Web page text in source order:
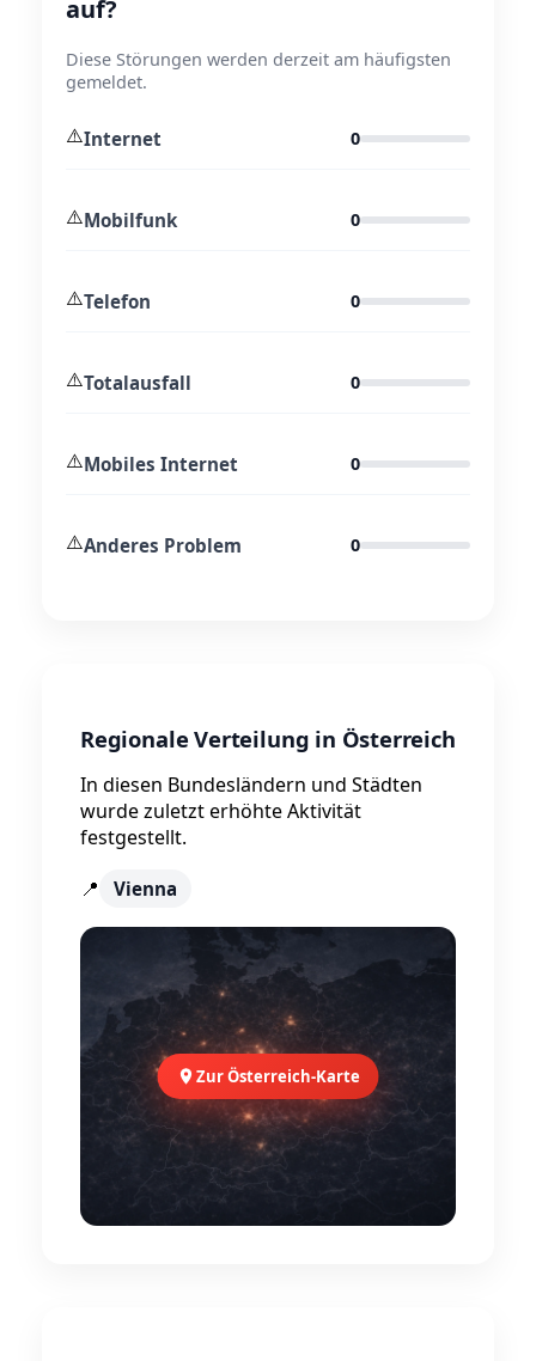
auf?
Diese Störungen werden derzeit am häufigsten
gemeldet.
⚠️Internet 0
⚠️Mobilfunk 0
⚠️Telefon 0
⚠️Totalausfall 0
⚠️Mobiles Internet 0
⚠️Anderes Problem 0
Regionale Verteilung in Österreich
In diesen Bundesländern und Städten
wurde zuletzt erhöhte Aktivität
festgestellt.
📍
Vienna
Zur Österreich-Karte